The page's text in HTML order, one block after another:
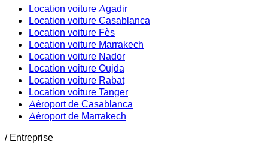
Location voiture Agadir
Location voiture Casablanca
Location voiture Fès
Location voiture Marrakech
Location voiture Nador
Location voiture Oujda
Location voiture Rabat
Location voiture Tanger
Aéroport de Casablanca
Aéroport de Marrakech
/ Entreprise